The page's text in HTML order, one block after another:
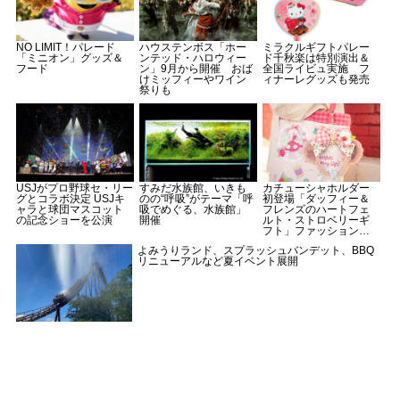
NO LIMIT！パレード
「ミニオン」グッズ＆
フード
ハウステンボス「ホー
ンテッド・ハロウィー
ン」9月から開催 おば
けミッフィーやワイン
祭りも
ミラクルギフトパレー
ド千秋楽は特別演出＆
全国ライビュ実施 フ
ィナーレグッズも発売
USJがプロ野球セ・リー
グとコラボ決定 USJキ
ャラと球団マスコット
の記念ショーを公演
すみだ水族館、いきも
のの“呼吸”がテーマ「呼
吸でめぐる、水族館」
開催
カチューシャホルダー
初登場「ダッフィー＆
フレンズのハートフェ
ルト・ストロベリーギ
フト」ファッショング
よみうりランド、スプラッシュバンデット、BBQ
リニューアルなど夏イベント展開